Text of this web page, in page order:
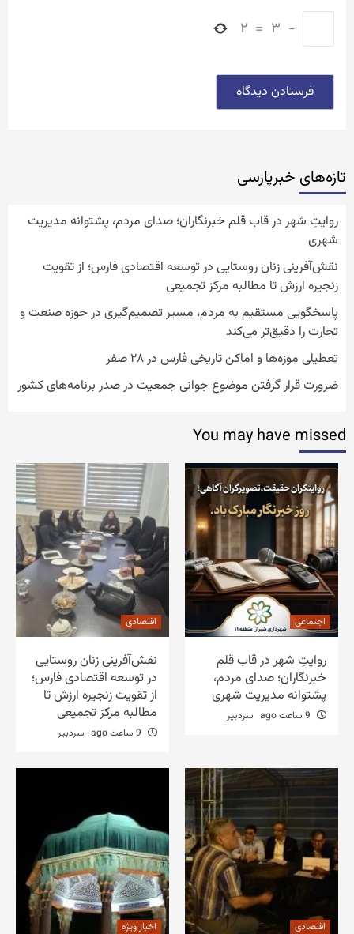
− ۳ = ۲
تازه‌‏های خبرپارسی
روایتِ شهر در قاب قلم خبرنگاران؛ صدای مردم، پشتوانه مدیریت
شهری
نقش‌آفرینی زنان روستایی در توسعه اقتصادی فارس؛ از تقویت
زنجیره ارزش تا مطالبه مرکز تجمیعی
پاسخگویی مستقیم به مردم، مسیر تصمیم‌گیری در حوزه صنعت و
تجارت را دقیق‌تر می‌کند
تعطیلی موزه‌ها و اماکن تاریخی فارس در ۲۸ صفر
ضرورت قرار گرفتن موضوع جوانی جمعیت در صدر برنامه‌های کشور
You may have missed
اجتماعی
روایتِ شهر در قاب قلم
خبرنگاران؛ صدای مردم،
پشتوانه مدیریت شهری
سردبیر
اقتصادی
نقش‌آفرینی زنان روستایی
در توسعه اقتصادی فارس؛
از تقویت زنجیره ارزش تا
مطالبه مرکز تجمیعی
سردبیر
اقتصادی اخبار ویژه